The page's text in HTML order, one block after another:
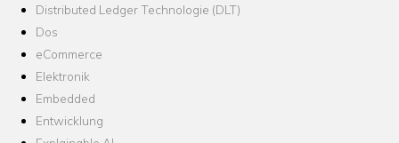
Distributed Ledger Technologie (DLT)
Dos
eCommerce
Elektronik
Embedded
Entwicklung